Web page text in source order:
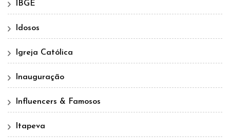
IBGE
Idosos
Igreja Católica
Inauguração
Influencers & Famosos
Itapeva